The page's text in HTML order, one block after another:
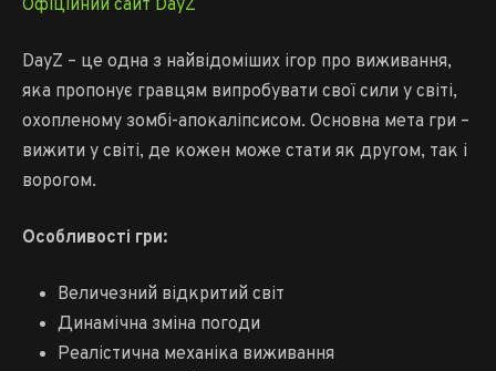
Офіційний сайт DayZ
DayZ – це одна з найвідоміших ігор про виживання,
яка пропонує гравцям випробувати свої сили у світі,
охопленому зомбі-апокаліпсисом. Основна мета гри –
вижити у світі, де кожен може стати як другом, так і
ворогом.
Особливості гри:
Величезний відкритий світ
Динамічна зміна погоди
Реалістична механіка виживання